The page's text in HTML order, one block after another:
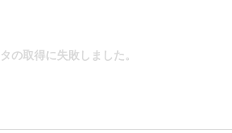
の取得に失敗しました。